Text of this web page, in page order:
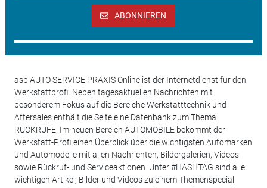
ABONNIEREN
asp AUTO SERVICE PRAXIS Online ist der Internetdienst für den
Werkstattprofi. Neben tagesaktuellen Nachrichten mit
besonderem Fokus auf die Bereiche Werkstatttechnik und
Aftersales enthält die Seite eine Datenbank zum Thema
RÜCKRUFE. Im neuen Bereich AUTOMOBILE bekommt der
Werkstatt-Profi einen Überblick über die wichtigsten Automarken
und Automodelle mit allen Nachrichten, Bildergalerien, Videos
sowie Rückruf- und Serviceaktionen. Unter #HASHTAG sind alle
wichtigen Artikel, Bilder und Videos zu einem Themenspecial